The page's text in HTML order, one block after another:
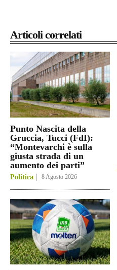
Articoli correlati
Punto Nascita della
Gruccia, Tucci (FdI):
“Montevarchi è sulla
giusta strada di un
aumento dei parti”
Politica 8 Agosto 2026